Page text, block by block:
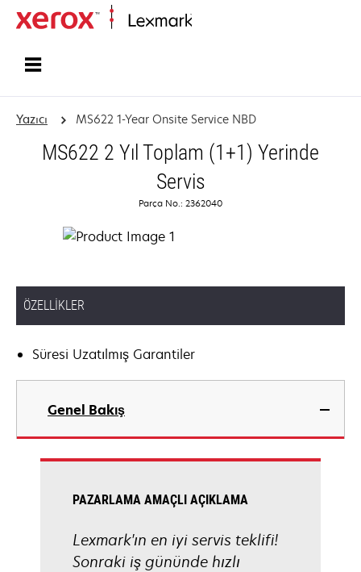
Yazıcı MS622 1-Year Onsite Service NBD
MS622 2 Yıl Toplam (1+1) Yerinde
Servis
Parça No.: 2362040
ÖZELLIKLER
Süresi Uzatılmış Garantiler
Genel Bakış
PAZARLAMA AMAÇLI AÇIKLAMA
Lexmark'ın en iyi servis teklifi!
Sonraki iş gününde hızlı